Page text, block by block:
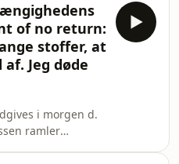
familieliv og
der fulgte med.
pris,
kostet ham i
tillid - og vi har
til de øjeblikke,
fik overtaget.I
of no return:
stoffer, at
Jeg døde
i morgen d.
ramler